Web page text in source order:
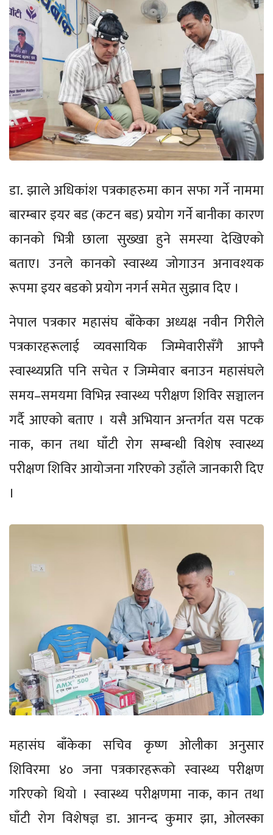
डा. झाले अधिकांश पत्रकाहरुमा कान सफा गर्ने नाममा
बारम्बार इयर बड (कटन बड) प्रयोग गर्ने बानीका कारण
कानको भित्री छाला सुख्खा हुने समस्या देखिएको
बताए। उनले कानको स्वास्थ्य जोगाउन अनावश्यक
रूपमा इयर बडको प्रयोग नगर्न समेत सुझाव दिए ।
नेपाल पत्रकार महासंघ बाँकेका अध्यक्ष नवीन गिरीले
पत्रकारहरूलाई व्यवसायिक जिम्मेवारीसँगै आफ्नै
स्वास्थ्यप्रति पनि सचेत र जिम्मेवार बनाउन महासंघले
समय–समयमा विभिन्न स्वास्थ्य परीक्षण शिविर सञ्चालन
गर्दै आएको बताए । यसै अभियान अन्तर्गत यस पटक
नाक, कान तथा घाँटी रोग सम्बन्धी विशेष स्वास्थ्य
परीक्षण शिविर आयोजना गरिएको उहाँले जानकारी दिए
।
महासंघ बाँकेका सचिव कृष्ण ओलीका अनुसार
शिविरमा ४० जना पत्रकारहरूको स्वास्थ्य परीक्षण
गरिएको थियो । स्वास्थ्य परीक्षणमा नाक, कान तथा
घाँटी रोग विशेषज्ञ डा. आनन्द कुमार झा, ओलस्का